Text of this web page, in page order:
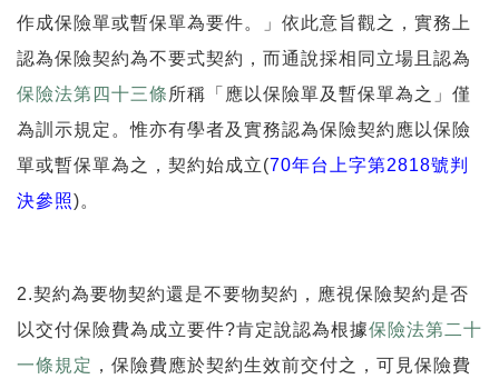
作成保險單或暫保單為要件。」依此意旨觀之，實務上
認為保險契約為不要式契約，而通說採相同立場且認為
保險法第四十三條 所稱「應以保險單及暫保單為之」僅
為訓示規定。惟亦有學者及實務認為保險契約應以保險
單或暫保單為之，契約始成立(70年台上字第2818號判
決參照)。
2.契約為要物契約還是不要物契約，應視保險契約是否
以交付保險費為成立要件?肯定說認為根據保險法第二十
一條規定 ，保險費應於契約生效前交付之，可見保險費